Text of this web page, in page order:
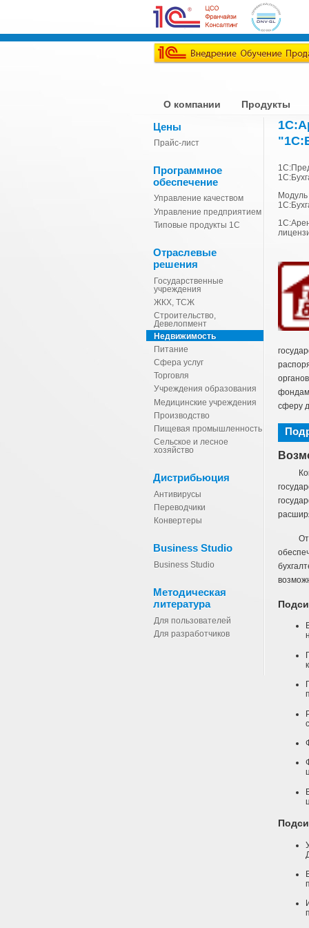
О компании Продукты
Цены
Прайс-лист
Программное
обеспечение
Управление качеством
Управление предприятием
Типовые продукты 1С
Отраслевые
решения
Государственные
учреждения
ЖКХ, ТСЖ
Строительство,
Девелопмент
Недвижимость
Питание
Сфера услуг
Торговля
Учреждения образования
Медицинские учреждения
Производство
Пищевая промышленность
Сельское и лесное
хозяйство
Дистрибьюция
Антивирусы
Переводчики
Конвертеры
Business Studio
Business Studio
Методическая
литература
Для пользователей
Для разработчиков
сферу